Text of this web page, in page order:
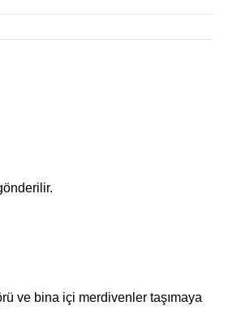
ve bina içi merdivenler taşımaya